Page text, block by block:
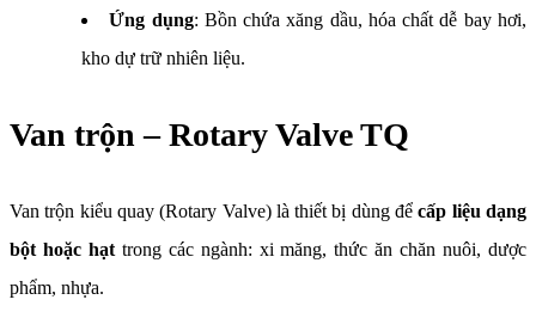
Ứng dụng: Bồn chứa xăng dầu, hóa chất dễ bay hơi,
kho dự trữ nhiên liệu.
Van trộn – Rotary Valve TQ
Van trộn kiểu quay (Rotary Valve) là thiết bị dùng đểcấp liệu dạng
bột hoặc hạttrong các ngành: xi măng, thức ăn chăn nuôi, dược
phẩm, nhựa.